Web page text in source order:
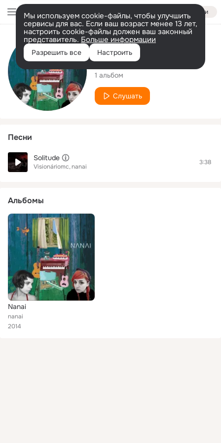
Войти
Мы используем cookie-файлы, чтобы улучшить
сервисы для вас. Если ваш возраст менее 13 лет,
настроить cookie-файлы должен ваш законный
представитель. Больше информации
Разрешить все Настроить
Исполнитель
nanai
1 альбом
Слушать
Песни
Solitude
Visionáriomc nanai
3:38
Альбомы
Nanai
nanai
2014